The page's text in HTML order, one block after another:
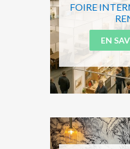
FOIRE
EN